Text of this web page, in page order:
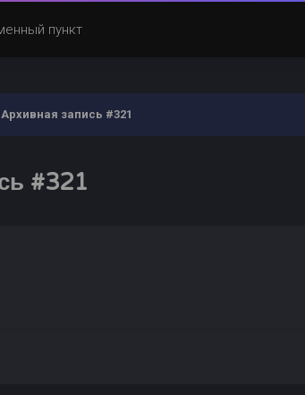
пункт
Архивная запись #321
#321